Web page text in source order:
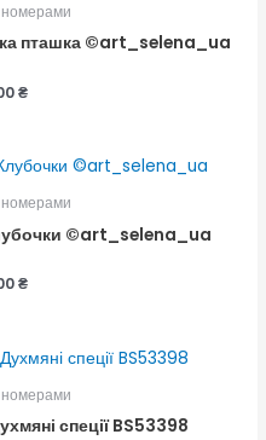
пташка ©art_selena_ua
₴
©art_selena_ua
₴
спеції BS53398